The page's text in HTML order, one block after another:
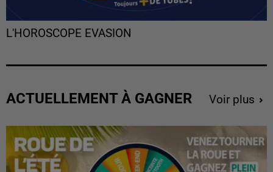
L'HOROSCOPE EVASION
ACTUELLEMENT À GAGNER Voir plus